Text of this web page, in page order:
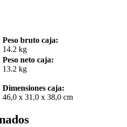
Peso bruto caja:
14.2 kg
Peso neto caja:
13.2 kg
Dimensiones caja:
46,0 x 31,0 x 38,0 cm